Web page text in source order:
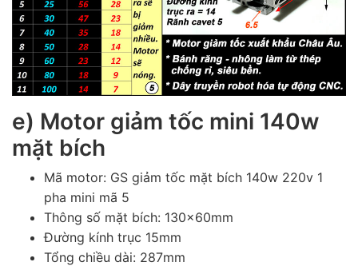
e) Motor giảm tốc mini 140w
mặt bích
Mã motor: GS giảm tốc mặt bích 140w 220v 1
pha mini mã 5
Thông số mặt bích: 130x60mm
Đường kính trục 15mm
Tổng chiều dài: 287mm